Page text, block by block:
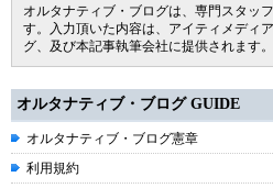
オルタナティブ・ブログは、専門スタッ
す。入力頂いた内容は、アイティメディ
グ、及び本記事執筆会社に提供されます。
オルタナティブ・ブログ GUIDE
オルタナティブ・ブログ憲章
利用規約